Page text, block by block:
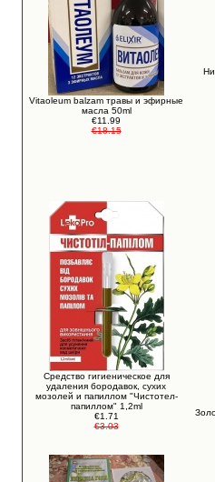
Vitaoleum balzam травы и эфирные
масла 50ml
€11.99
€18.15
Средство гигиеническое для
удаления бородавок, сухих
мозолей и папиллом "Чистотел-
папиллом" 1,2ml
€1.71
€3.03